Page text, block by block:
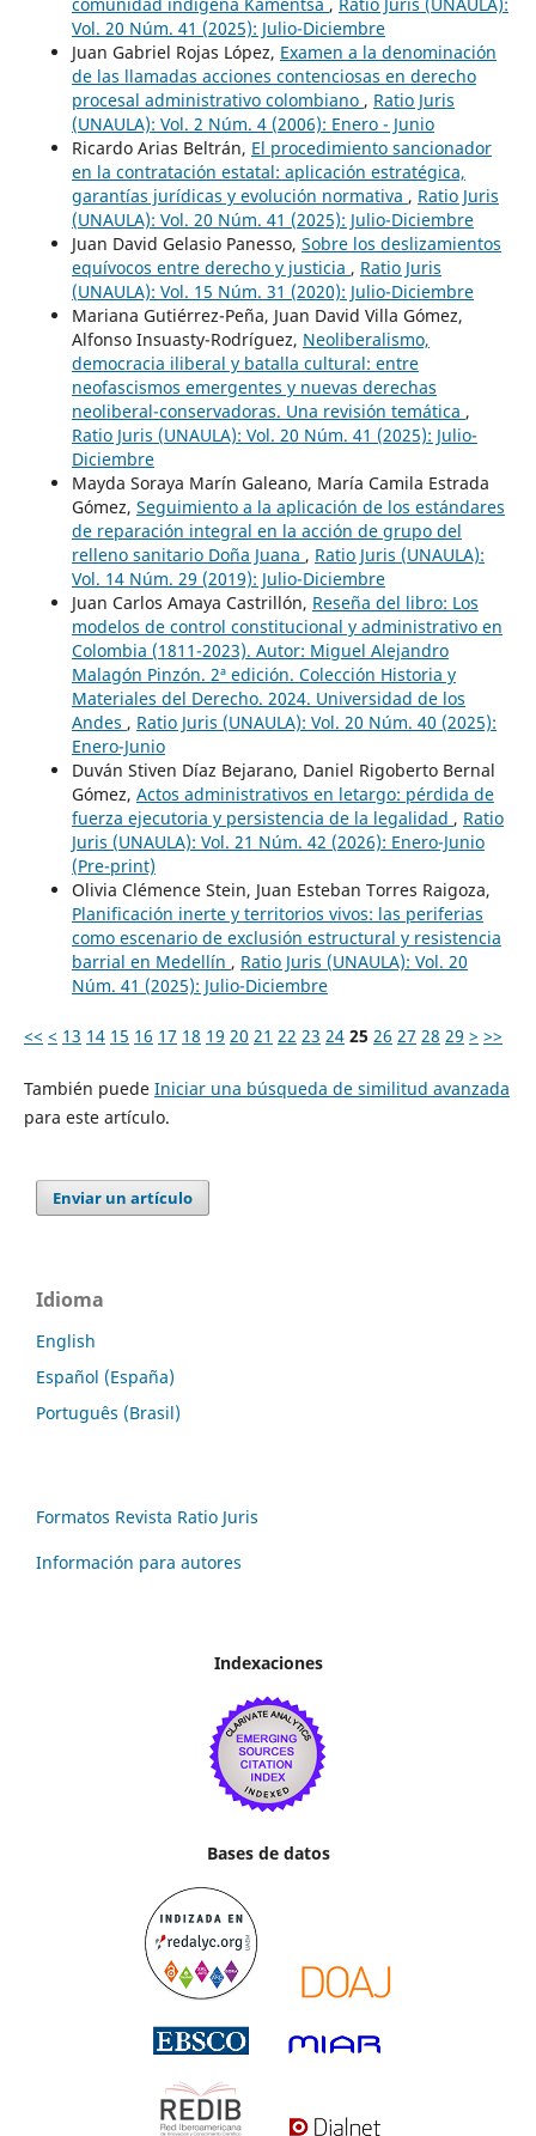
comunidad indígena Kamëntsá , Ratio Juris (UNAULA):
Vol. 20 Núm. 41 (2025): Julio-Diciembre
Juan Gabriel Rojas López, Examen a la denominación
de las llamadas acciones contenciosas en derecho
procesal administrativo colombiano , Ratio Juris
(UNAULA): Vol. 2 Núm. 4 (2006): Enero - Junio
Ricardo Arias Beltrán, El procedimiento sancionador
en la contratación estatal: aplicación estratégica,
garantías jurídicas y evolución normativa , Ratio Juris
(UNAULA): Vol. 20 Núm. 41 (2025): Julio-Diciembre
Juan David Gelasio Panesso, Sobre los deslizamientos
equívocos entre derecho y justicia , Ratio Juris
(UNAULA): Vol. 15 Núm. 31 (2020): Julio-Diciembre
Mariana Gutiérrez-Peña, Juan David Villa Gómez,
Alfonso Insuasty-Rodríguez, Neoliberalismo,
democracia iliberal y batalla cultural: entre
neofascismos emergentes y nuevas derechas
neoliberal-conservadoras. Una revisión temática ,
Ratio Juris (UNAULA): Vol. 20 Núm. 41 (2025): Julio-
Diciembre
Mayda Soraya Marín Galeano, María Camila Estrada
Gómez, Seguimiento a la aplicación de los estándares
de reparación integral en la acción de grupo del
relleno sanitario Doña Juana , Ratio Juris (UNAULA):
Vol. 14 Núm. 29 (2019): Julio-Diciembre
Juan Carlos Amaya Castrillón, Reseña del libro: Los
modelos de control constitucional y administrativo en
Colombia (1811-2023). Autor: Miguel Alejandro
Malagón Pinzón. 2ª edición. Colección Historia y
Materiales del Derecho. 2024. Universidad de los
Andes , Ratio Juris (UNAULA): Vol. 20 Núm. 40 (2025):
Enero-Junio
Duván Stiven Díaz Bejarano, Daniel Rigoberto Bernal
Gómez, Actos administrativos en letargo: pérdida de
fuerza ejecutoria y persistencia de la legalidad , Ratio
Juris (UNAULA): Vol. 21 Núm. 42 (2026): Enero-Junio
(Pre-print)
Olivia Clémence Stein, Juan Esteban Torres Raigoza,
Planificación inerte y territorios vivos: las periferias
como escenario de exclusión estructural y resistencia
barrial en Medellín , Ratio Juris (UNAULA): Vol. 20
Núm. 41 (2025): Julio-Diciembre
<< < 13 14 15 16 17 18 19 20 21 22 23 24 25 26 27 28 29 > >>
También puede Iniciar una búsqueda de similitud avanzada
para este artículo.
Enviar un artículo
Idioma
English
Español (España)
Português (Brasil)
Formatos Revista Ratio Juris
Información para autores
Indexaciones
Bases de datos